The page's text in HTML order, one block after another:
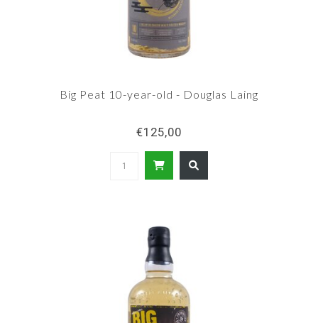
Big Peat 10-year-old - Douglas Laing
€125,00